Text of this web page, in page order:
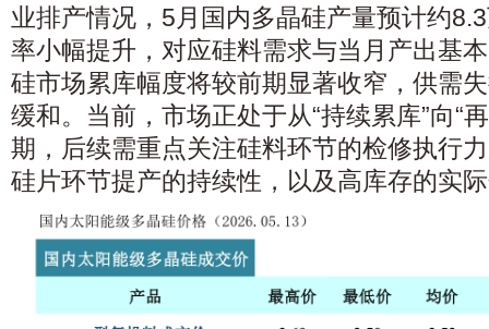
业排产情况，5月国内多晶硅产量预计约
率小幅提升，对应硅料需求与当月产出基
硅市场累库幅度将较前期显著收窄，供需
缓和。当前，市场正处于从“持续累库”向“
期，后续需重点关注硅料环节的检修执行
硅片环节提产的持续性，以及高库存的实